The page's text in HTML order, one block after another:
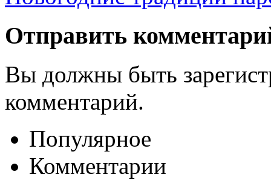
Отправить
Вы должны быть
комментарий.
Популярное
Комментарии